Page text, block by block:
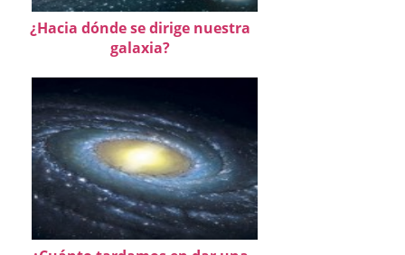
¿Hacia dónde se dirige nuestra
galaxia?